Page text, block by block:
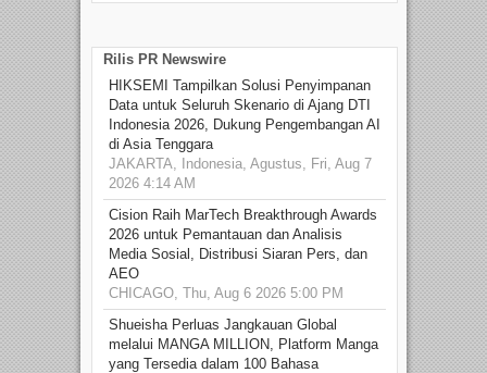
Rilis PR Newswire
HIKSEMI Tampilkan Solusi Penyimpanan
Data untuk Seluruh Skenario di Ajang DTI
Indonesia 2026, Dukung Pengembangan AI
di Asia Tenggara
JAKARTA, Indonesia, Agustus, Fri, Aug 7
2026 4:14 AM
Cision Raih MarTech Breakthrough Awards
2026 untuk Pemantauan dan Analisis
Media Sosial, Distribusi Siaran Pers, dan
AEO
CHICAGO, Thu, Aug 6 2026 5:00 PM
Shueisha Perluas Jangkauan Global
melalui MANGA MILLION, Platform Manga
yang Tersedia dalam 100 Bahasa